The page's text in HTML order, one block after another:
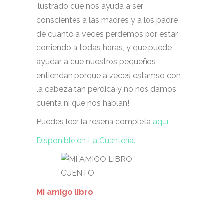
ilustrado que nos ayuda a ser
conscientes a las madres y a los padre
de cuanto a veces perdemos por estar
corriendo a todas horas, y que puede
ayudar a que nuestros pequeños
entiendan porque a veces estamso con
la cabeza tan perdida y no nos damos
cuenta ni que nos hablan!
Puedes leer la reseña completa aquí.
Disponible en La Cuentería.
Mi amigo libro